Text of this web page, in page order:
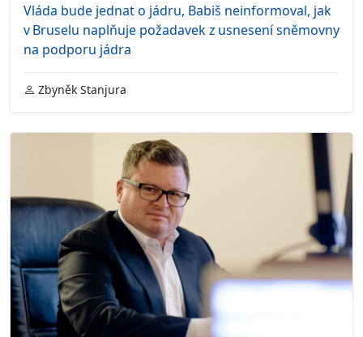
Vláda bude jednat o jádru, Babiš neinformoval, jak
v Bruselu naplňuje požadavek z usnesení sněmovny
na podporu jádra
Zbyněk Stanjura